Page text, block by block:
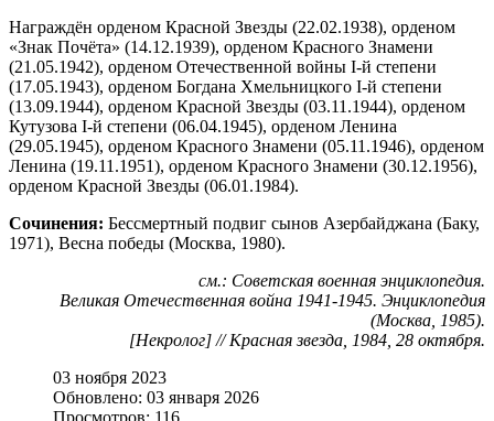
Награждён орденом Красной Звезды (22.02.1938), орденом
«Знак Почёта» (14.12.1939), орденом Красного Знамени
(21.05.1942), орденом Отечественной войны I-й степени
(17.05.1943), орденом Богдана Хмельницкого I-й степени
(13.09.1944), орденом Красной Звезды (03.11.1944), орденом
Кутузова I-й степени (06.04.1945), орденом Ленина
(29.05.1945), орденом Красного Знамени (05.11.1946), орденом
Ленина (19.11.1951), орденом Красного Знамени (30.12.1956),
орденом Красной Звезды (06.01.1984).
Сочинения: Бессмертный подвиг сынов Азербайджана (Баку,
1971), Весна победы (Москва, 1980).
см.: Советская военная энциклопедия.
Великая Отечественная война 1941-1945. Энциклопедия
(Москва, 1985).
[Некролог] // Красная звезда, 1984, 28 октября.
03 ноября 2023
Обновлено: 03 января 2026
Просмотров: 116